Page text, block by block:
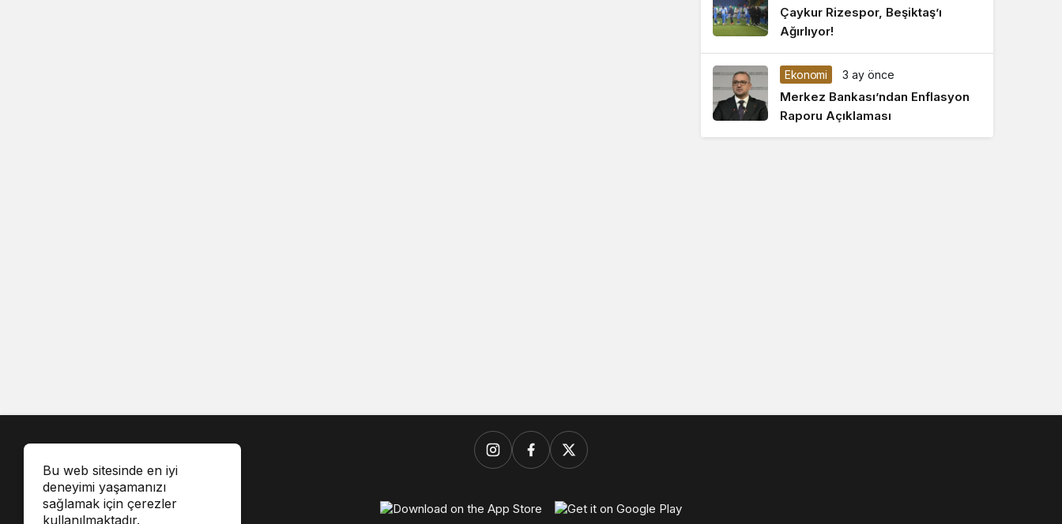
Çaykur Rizespor, Beşiktaş’ı
Ağırlıyor!
Ekonomi 3 ay önce
Merkez Bankası’ndan Enflasyon
Raporu Açıklaması
Bu web sitesinde en iyi
deneyimi yaşamanızı
sağlamak için çerezler
kullanılmaktadır.